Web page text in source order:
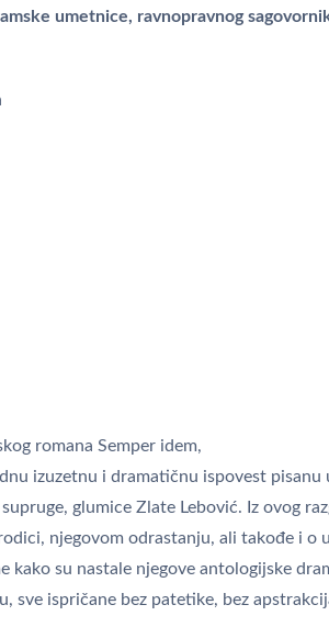
umetnice, ravnopravnog
romana Semper idem,
izuzetnu i dramatičnu ispovest pisanu
glumice Zlate Lebović. Iz ovog
njegovom odrastanju, ali takođe i o
su nastale njegove antologijske
sve ispričane bez patetike, bez